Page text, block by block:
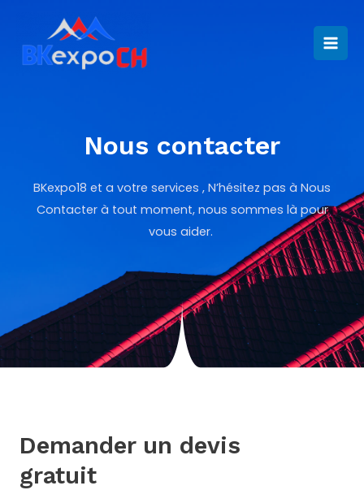
contenu
Nous contacter
BKexpo18 et a votre services , N’hésitez pas à Nous
Contacter à tout moment, nous sommes là pour
vous aider.
Demander un devis
gratuit